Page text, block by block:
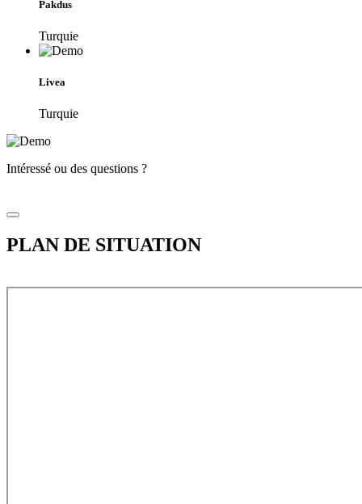
Pakdus
Turquie
Livea
Turquie
Intéressé ou des questions ?
PLAN DE SITUATION